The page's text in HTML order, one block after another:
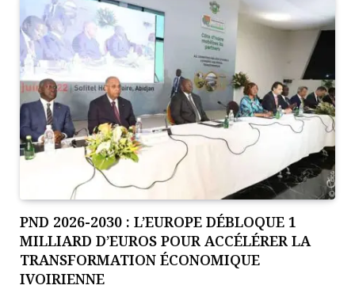
PND 2026-2030 : L’EUROPE DÉBLOQUE 1
MILLIARD D’EUROS POUR ACCÉLÉRER LA
TRANSFORMATION ÉCONOMIQUE
IVOIRIENNE